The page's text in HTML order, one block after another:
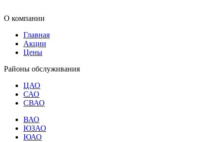
О компании
Главная
Акции
Цены
Районы обслуживания
ЦАО
САО
СВАО
ВАО
ЮЗАО
ЮАО